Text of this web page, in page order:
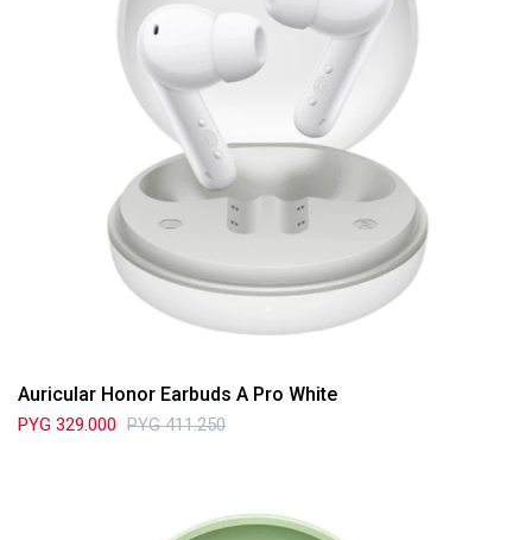
Auricular Honor Earbuds A Pro White
PYG 329.000 PYG 411.250